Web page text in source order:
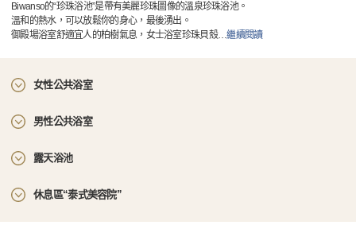
Biwanso的“珍珠浴池”是帶有美麗珍珠圖像的溫泉珍珠浴池。
溫和的熱水，可以放鬆你的身心，最後湧出。
御殿場浴室舒適宜人的柏樹氣息，女士浴室珍珠貝殼…繼續閱讀
女性公共浴室
男性公共浴室
露天浴池
休息區“泰式美容院”